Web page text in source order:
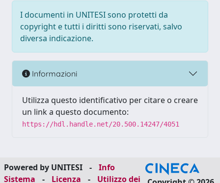
I documenti in UNITESI sono protetti da
copyright e tutti i diritti sono riservati, salvo
diversa indicazione.
Informazioni
Utilizza questo identificativo per citare o creare
un link a questo documento:
https://hdl.handle.net/20.500.14247/4051
Powered by UNITESI -
Info
Sistema
- Licenza - Utilizzo dei